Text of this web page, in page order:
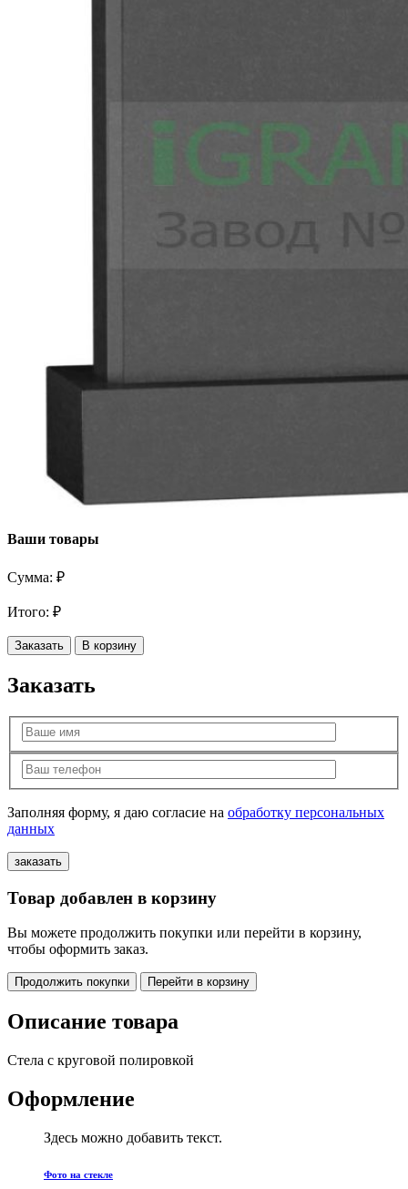
Ваши товары
Сумма: ₽
Итого: ₽
Заказать В корзину
Заказать
Заполняя форму, я даю согласие на обработку персональных
данных
Товар добавлен в корзину
Вы можете продолжить покупки или перейти в корзину,
чтобы оформить заказ.
Продолжить покупки Перейти в корзину
Описание товара
Стела с круговой полировкой
Оформление
Здесь можно добавить текст.
Фото на стекле